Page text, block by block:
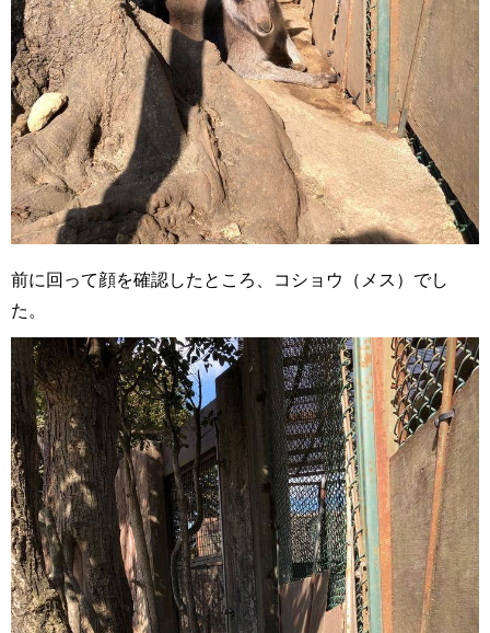
前に回って顔を確認したところ、コショウ（メス）でし
た。